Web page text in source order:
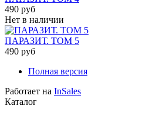
490 руб
Нет в наличии
ПАРАЗИТ. ТОМ 5
490 руб
Полная версия
Работает на InSales
Каталог